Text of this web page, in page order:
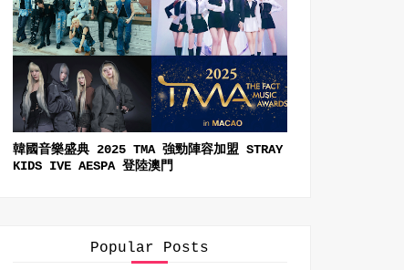
韓國音樂盛典 2025 TMA 強勁陣容加盟 STRAY
KIDS IVE AESPA 登陸澳門
Popular Posts